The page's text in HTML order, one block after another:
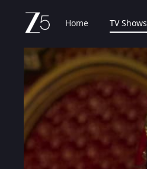
Home TV Shows